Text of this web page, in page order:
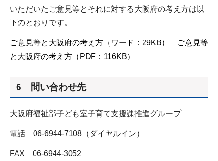
いただいたご意見等とそれに対する大阪府の考え方は以
下のとおりです。
ご意見等と大阪府の考え方（ワード：29KB）
ご意見等
と大阪府の考え方（PDF：116KB）
6 問い合わせ先
大阪府福祉部子ども室子育て支援課推進グループ
電話 06-6944-7108（ダイヤルイン）
FAX 06-6944-3052